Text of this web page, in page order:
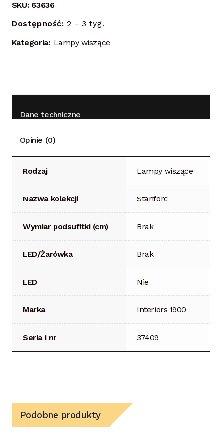
SKU: 63636
Dostępność: 2 - 3 tyg.
Kategoria: Lampy wiszące
Dane techniczne
Opinie (0)
Rodzaj Lampy wiszące
Nazwa kolekcji Stanford
Wymiar podsufitki (cm) Brak
LED/Żarówka Brak
LED Nie
Marka Interiors 1900
Seria i nr 37409
Podobne produkty